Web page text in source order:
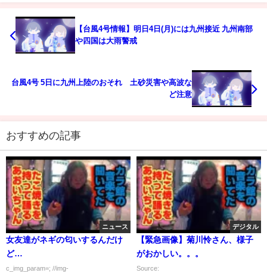
【台風4号情報】明日4日(月)には九州接近 九州南部
や四国は大雨警戒
台風4号 5日に九州上陸のおそれ 土砂災害や高波な
ど注意
おすすめの記事
ニュース
女友達がネギの匂いするんだけ
ど…
c_img_param=; //img-
デジタル
【緊急画像】菊川怜さん、様子
がおかしい。。。
Source: